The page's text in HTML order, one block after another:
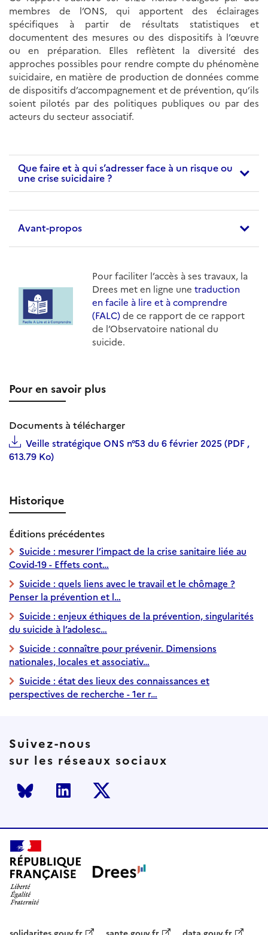
membres de l’ONS, qui apportent des éclairages
spécifiques à partir de résultats statistiques et
documentent des mesures ou des dispositifs à l’œuvre
ou en préparation. Elles reflètent la diversité des
approches possibles pour rendre compte du phénomène
suicidaire, en matière de production de données comme
de dispositifs d’accompagnement et de prévention, qu’ils
soient pilotés par des politiques publiques ou par des
acteurs du secteur associatif.
Que faire et à qui s’adresser face à un risque ou
une crise suicidaire ?
Avant-propos
Pour faciliter l’accès à ses travaux, la
Drees met en ligne une traduction
en facile à lire et à comprendre
(FALC)de ce rapport de ce rapport
de l’Observatoire national du
suicide.
Pour en savoir plus
Documents à télécharger
Veille stratégique ONS n°53 du 6 février 2025 (PDF ,
613.79 Ko)
Historique
Éditions précédentes
Suicide : mesurer l’impact de la crise sanitaire liée au
Covid-19 - Effets cont…
Suicide : quels liens avec le travail et le chômage ?
Penser la prévention et l…
Suicide : enjeux éthiques de la prévention, singularités
du suicide à l’adolesc…
Suicide : connaître pour prévenir. Dimensions
nationales, locales et associativ…
Suicide : état des lieux des connaissances et
perspectives de recherche - 1er r…
Suivez-nous
sur les réseaux sociaux
Bluesky LinkedInTwitter